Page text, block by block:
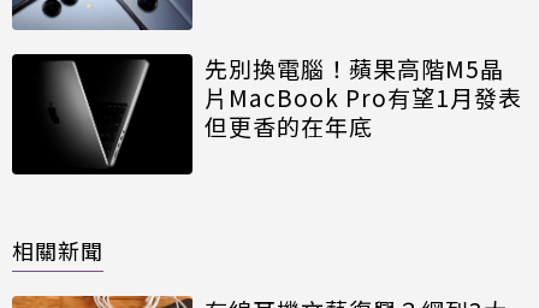
先別換電腦！蘋果高階M5晶
片MacBook Pro有望1月發表
但更香的在年底
相關新聞